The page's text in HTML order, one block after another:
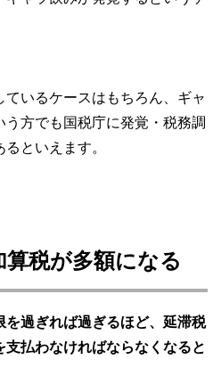
ているケースはもちろん、ギャ
方でも国税庁に発覚・税務調
といえます。
算税が多額になる
過ぎれば過ぎるほど、延滞税
払わなければならなくなると